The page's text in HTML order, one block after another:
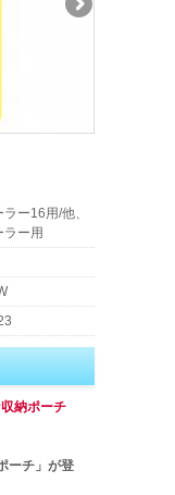
ー16用/他、
ー用
納ポーチ
ーチ」が登